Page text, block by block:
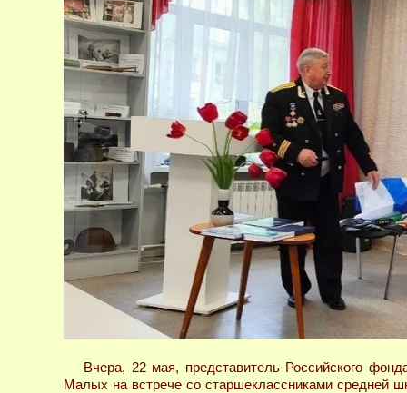
Вчера, 22 мая, представитель Российского
Малых на встрече со старшеклассниками средней